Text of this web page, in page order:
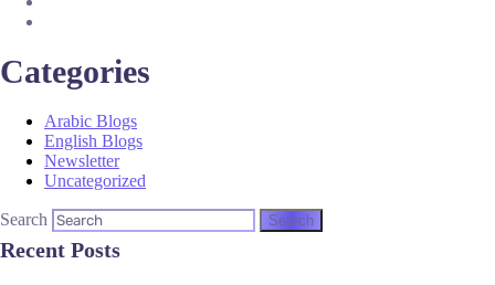
Categories
Arabic Blogs
English Blogs
Newsletter
Uncategorized
Search
Recent Posts